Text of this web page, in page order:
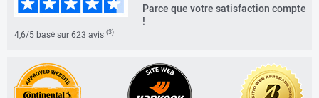
Parce que votre satisfaction compte
!
4,6/5 basé sur 623 avis (3)